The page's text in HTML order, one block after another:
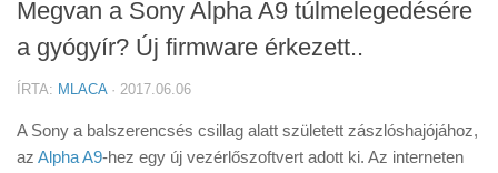
Cikkek
Szoftver
Tudástár
Megvan a Sony Alpha A9 túlmelegedésére
a gyógyír? Új firmware érkezett..
ÍRTA: MLACA· 2017.06.06
A Sony a balszerencsés csillag alatt született zászlóshajójához,
az Alpha A9-hez egy új vezérlőszoftvert adott ki. Az interneten